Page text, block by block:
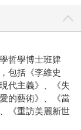
哲學博士班肄
包括《李維史
代主義》、《失
的藝術》、《當
《重訪美麗新世